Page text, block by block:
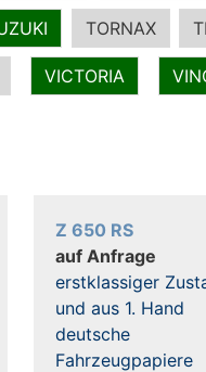
TORNAX
VICTORIA
Z 650 RS
auf Anfrage
erstklassiger
und aus 1. Hand
deutsche
Fahrzeugpapiere